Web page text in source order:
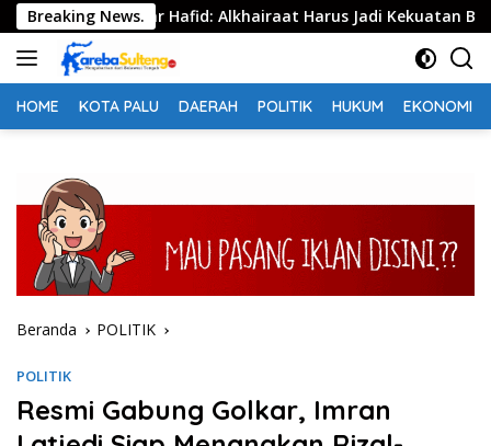
Langsung
ke
konten
Breaking News.
Anwar Hafid: Alkhairaat Harus Jadi Kekuatan Besar
HOME KOTA PALU DAERAH POLITIK HUKUM EKONOMI
Beranda POLITIK
POLITIK
Resmi Gabung Golkar, Imran